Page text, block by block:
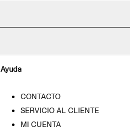
Ayuda
CONTACTO
SERVICIO AL CLIENTE
MI CUENTA